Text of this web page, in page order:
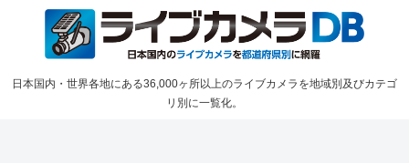
日本国内・世界各地にある36,000ヶ所以上のライブカメラを地域別及びカテゴ
リ別に一覧化。